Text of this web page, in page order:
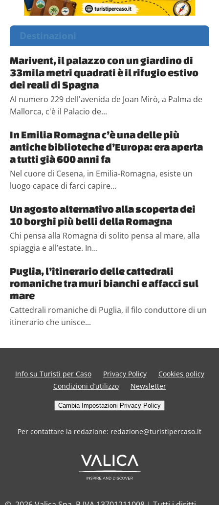
Destinazioni
Marivent, il palazzo con un giardino di
33mila metri quadrati è il rifugio estivo
dei reali di Spagna
Al numero 229 dell'avenida de Joan Mirò, a Palma de
Mallorca, c'è il Palacio de...
In Emilia Romagna c’è una delle più
antiche biblioteche d’Europa: era aperta
a tutti già 600 anni fa
Nel cuore di Cesena, in Emilia-Romagna, esiste un
luogo capace di farci capire...
Un agosto alternativo alla scoperta dei
10 borghi più belli della Romagna
Chi pensa alla Romagna di solito pensa al mare, alla
spiaggia e all’estate. In...
Puglia, l’itinerario delle cattedrali
romaniche tra muri bianchi e affacci sul
mare
Cattedrali romaniche di Puglia, il filo conduttore di un
itinerario che unisce...
Info su Turisti per Caso Privacy Policy
Cookies policy
Condizioni d’utilizzo
Newsletter
Cambia Impostazioni Privacy Policy
Per contattare la redazione: redazione@turistipercaso.it